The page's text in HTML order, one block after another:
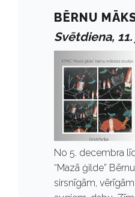
BĒRNU
Svētdiena,
No 5. decembra
“Mazā ģilde”
sirsnīgām,